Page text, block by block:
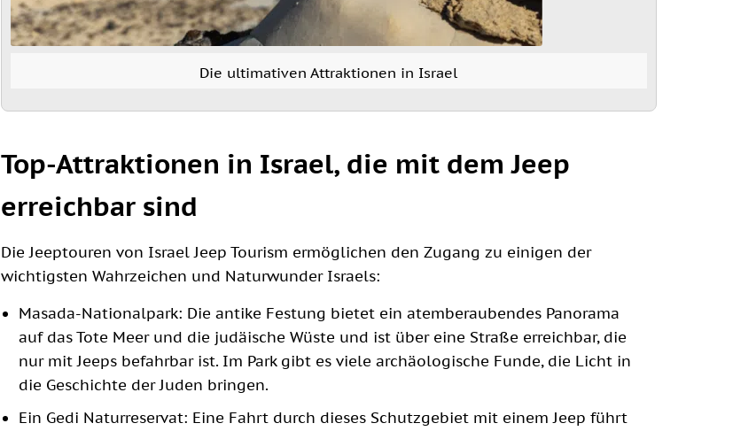
Die ultimativen Attraktionen in Israel
Top-Attraktionen in Israel, die mit dem Jeep
erreichbar sind
Die Jeeptouren von Israel Jeep Tourism ermöglichen den Zugang zu einigen der
wichtigsten Wahrzeichen und Naturwunder Israels:
Masada-Nationalpark: Die antike Festung bietet ein atemberaubendes Panorama
auf das Tote Meer und die judäische Wüste und ist über eine Straße erreichbar, die
nur mit Jeeps befahrbar ist. Im Park gibt es viele archäologische Funde, die Licht in
die Geschichte der Juden bringen.
Ein Gedi Naturreservat: Eine Fahrt durch dieses Schutzgebiet mit einem Jeep führt